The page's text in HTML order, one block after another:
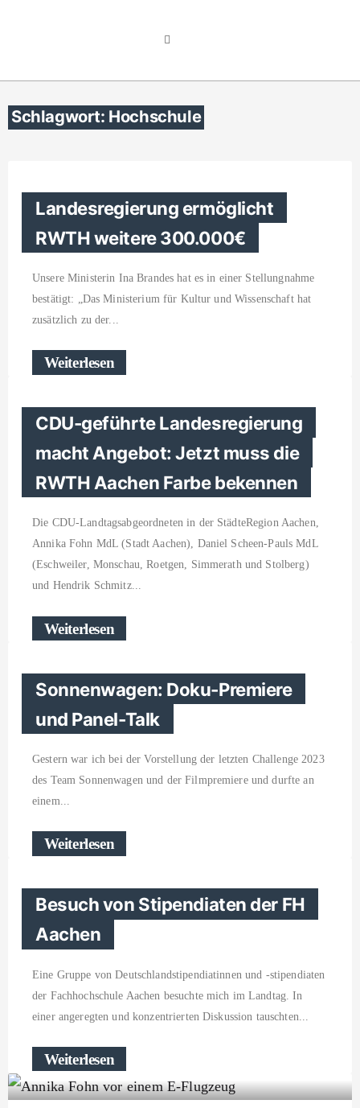
Schlagwort: Hochschule
Landesregierung ermöglicht
RWTH weitere 300.000€
Unsere Ministerin Ina Brandes hat es in einer Stellungnahme
bestätigt: „Das Ministerium für Kultur und Wissenschaft hat
zusätzlich zu der
Weiterlesen
CDU-geführte Landesregierung
macht Angebot: Jetzt muss die
RWTH Aachen Farbe bekennen
Die CDU-Landtagsabgeordneten in der StädteRegion Aachen,
Annika Fohn MdL (Stadt Aachen), Daniel Scheen-Pauls MdL
(Eschweiler, Monschau, Roetgen, Simmerath und Stolberg)
und Hendrik Schmitz
Weiterlesen
Sonnenwagen: Doku-Premiere
und Panel-Talk
Gestern war ich bei der Vorstellung der letzten Challenge 2023
des Team Sonnenwagen und der Filmpremiere und durfte an
einem
Weiterlesen
Besuch von Stipendiaten der FH
Aachen
Eine Gruppe von Deutschlandstipendiatinnen und -stipendiaten
der Fachhochschule Aachen besuchte mich im Landtag. In
einer angeregten und konzentrierten Diskussion tauschten
Weiterlesen